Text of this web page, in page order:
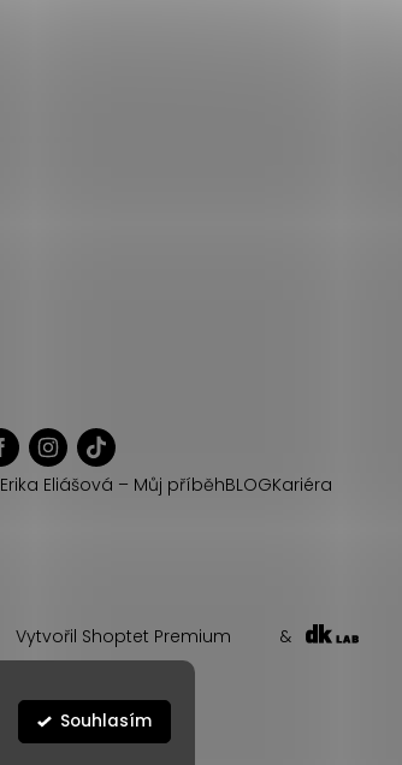
Souhlasím
Erika Eliášová – Můj příběhBLOGKariéra
Vytvořil Shoptet Premium &